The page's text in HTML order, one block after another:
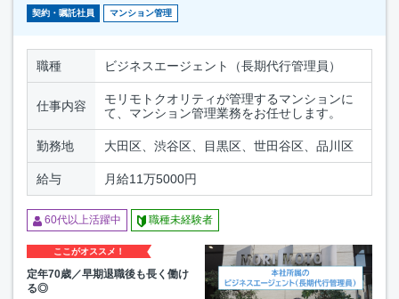
契約・嘱託社員 マンション管理
職種 ビジネスエージェント（長期代行管理員）
仕事内容
モリモトクオリティが管理するマンションに
て、マンション管理業務をお任せします。
勤務地 大田区、渋谷区、目黒区、世田谷区、品川区
給与 月給11万5000円
60代以上活躍中 職種未経験者
ここがオススメ！
定年70歳／早期退職後も長く働け
る◎